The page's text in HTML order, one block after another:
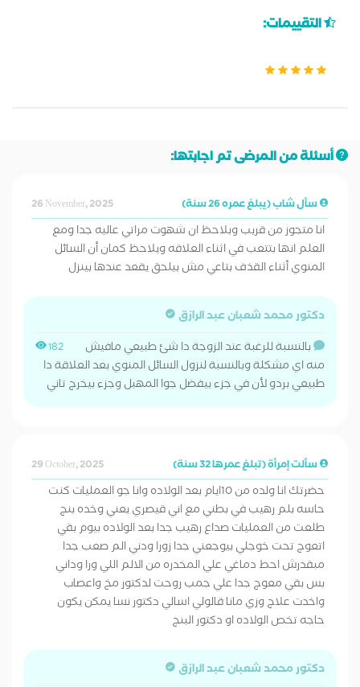
التقييمات:
أسئلة من المرضى تم اجابتها:
سأل شاب (يبلغ عمره 26 سنة) 26 November, 2025
انا متجوز من قريب وبلاحظ ان شهوت مراتي عاليه جدا ومع
العلم انها بتتعب في اثناء العلاقه ويلاحظ كمان أن السائل
المنوي أثناء القذف بتاعي مش بيلحق يقعد عندها بينزل
دكتور محمد شعبان عبد الرازق
182
بالنسبة للرغبة عند الزوجة دا شئ طبيعي مافيش
منه اي مشكلة وبالنسبة لنزول السائل المنوي بعد العلاقة دا
طبيعي بردو لأن في جزء بيفضل جوا المهبل وجزء بيخرج تاني
سألت إمرأة (تبلغ عمرها 32 سنة) 29 October, 2025
حضرتك انا ولده من 10ايام بعد الولاده وانا جو العمليات كنت
حاسه بلم رهيب في بطني مع اني قيصري يعني وخده بنج
طلعت من العمليات صداع رهيب جدا بعد الولاده بيوم بقي
اتعوج تحت خوجلي بيوجعني جدا زورا ودني الم صعب جدا
مبقدرش احط دماغي علي المخدره من الالم اللي ورا وداني
بس بقي معوج جدا علي جمب روحت لدكتور مخ واعصاب
واخدت علاج وزي مانا قالولي اسالي دكتور نسا يمكن يكون
حاجه تخص الولاده او دكتور البنج
دكتور محمد شعبان عبد الرازق